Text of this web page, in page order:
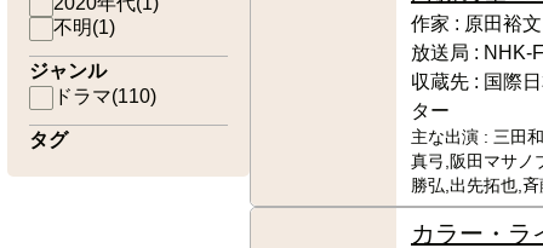
不明(1)
ジャンル
ドラマ(110)
タグ
作家 : 原田裕文
放送局 : NHK-
収蔵先 : 国際
ター
主な出演 : 三田
真弓,阪田マサノ
勝弘,出先拓也,
カラー・ラ